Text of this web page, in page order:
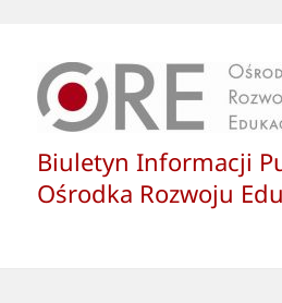
Biuletyn Informacji
Ośrodka Rozwoju